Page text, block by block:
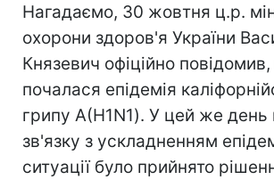
Нагадаємо, 30 жовтня ц.р.
охорони здоров'я України
Князевич офіційно
почалася епідемія
грипу А(H1N1). У цей же день
зв'язку з ускладненням
ситуації було прийнято